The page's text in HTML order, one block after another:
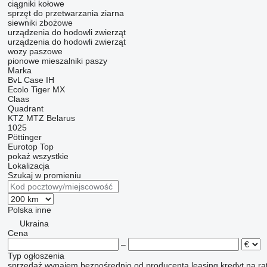
ciągniki kołowe
sprzęt do przetwarzania ziarna
siewniki zbożowe
urządzenia do hodowli zwierząt
urządzenia do hodowli zwierząt
wozy paszowe
pionowe mieszalniki paszy
Marka
BvL Case IH
Ecolo Tiger MX
Claas
Quadrant
KTZ MTZ Belarus
1025
Pöttinger
Eurotop Top
pokaż wszystkie
Lokalizacja
Szukaj w promieniu
Polska inne
Ukraina
Cena
–
Typ ogłoszenia